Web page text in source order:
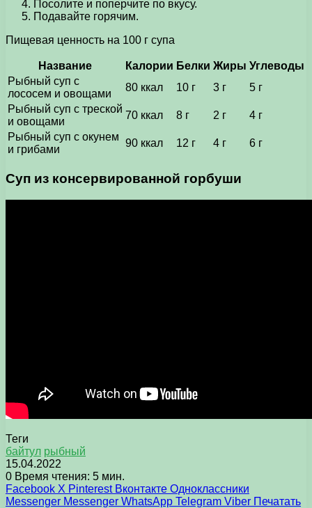
Посолите и поперчите по вкусу.
Подавайте горячим.
Пищевая ценность на 100 г супа
Название Калории Белки Жиры Углеводы
Рыбный суп с
лососем и овощами
80 ккал 10 г 3 г
5 г
Рыбный суп с треской
и овощами
70 ккал 8 г 2 г
4 г
Рыбный суп с окунем
и грибами
90 ккал 12 г 4 г 6 г
Суп из консервированной горбуши
Теги
байтул рыбный
15.04.2022
0 Время чтения: 5 мин.
Facebook X Pinterest Вконтакте Одноклассники
Messenger Messenger WhatsApp Telegram Viber Печатать